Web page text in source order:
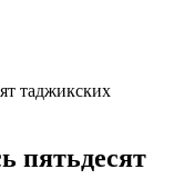
таджикских
пятьдесят